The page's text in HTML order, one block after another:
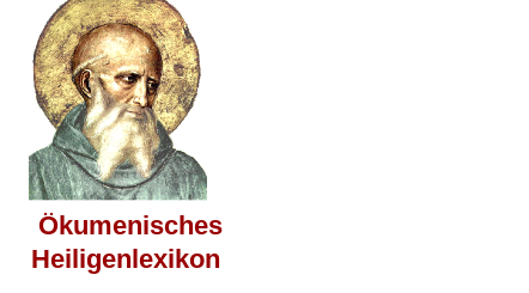
Ökumenisches
Heiligenlexikon